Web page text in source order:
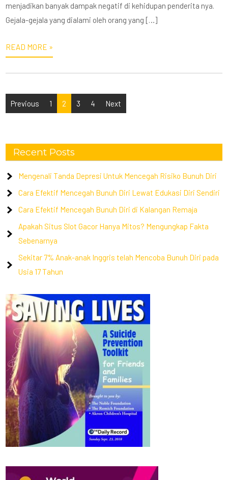
menjadikan banyak dampak negatif di kehidupan penderita nya.
Gejala-gejala yang dialami oleh orang yang […]
READ MORE »
Posts
pagination
Previous 1 2 3 4 Next
Recent Posts
Mengenali Tanda Depresi Untuk Mencegah Risiko Bunuh Diri
Cara Efektif Mencegah Bunuh Diri Lewat Edukasi Diri Sendiri
Cara Efektif Mencegah Bunuh Diri di Kalangan Remaja
Apakah Situs Slot Gacor Hanya Mitos? Mengungkap Fakta
Sebenarnya
Sekitar 7% Anak-anak Inggris telah Mencoba Bunuh Diri pada
Usia 17 Tahun